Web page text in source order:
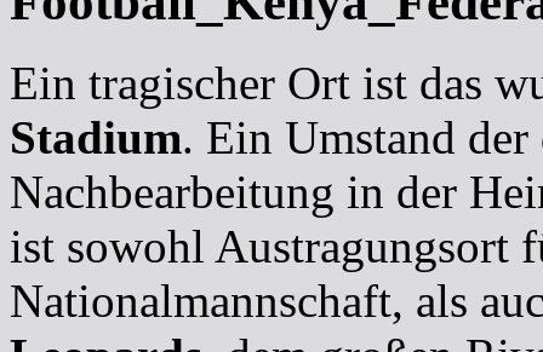
Ein tragischer Ort ist das
Stadium. Ein Umstand der
Nachbearbeitung in der
ist sowohl Austragungsort
Nationalmannschaft, als